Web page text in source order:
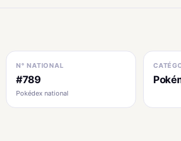
N° NATIONAL
#789
Pokédex national